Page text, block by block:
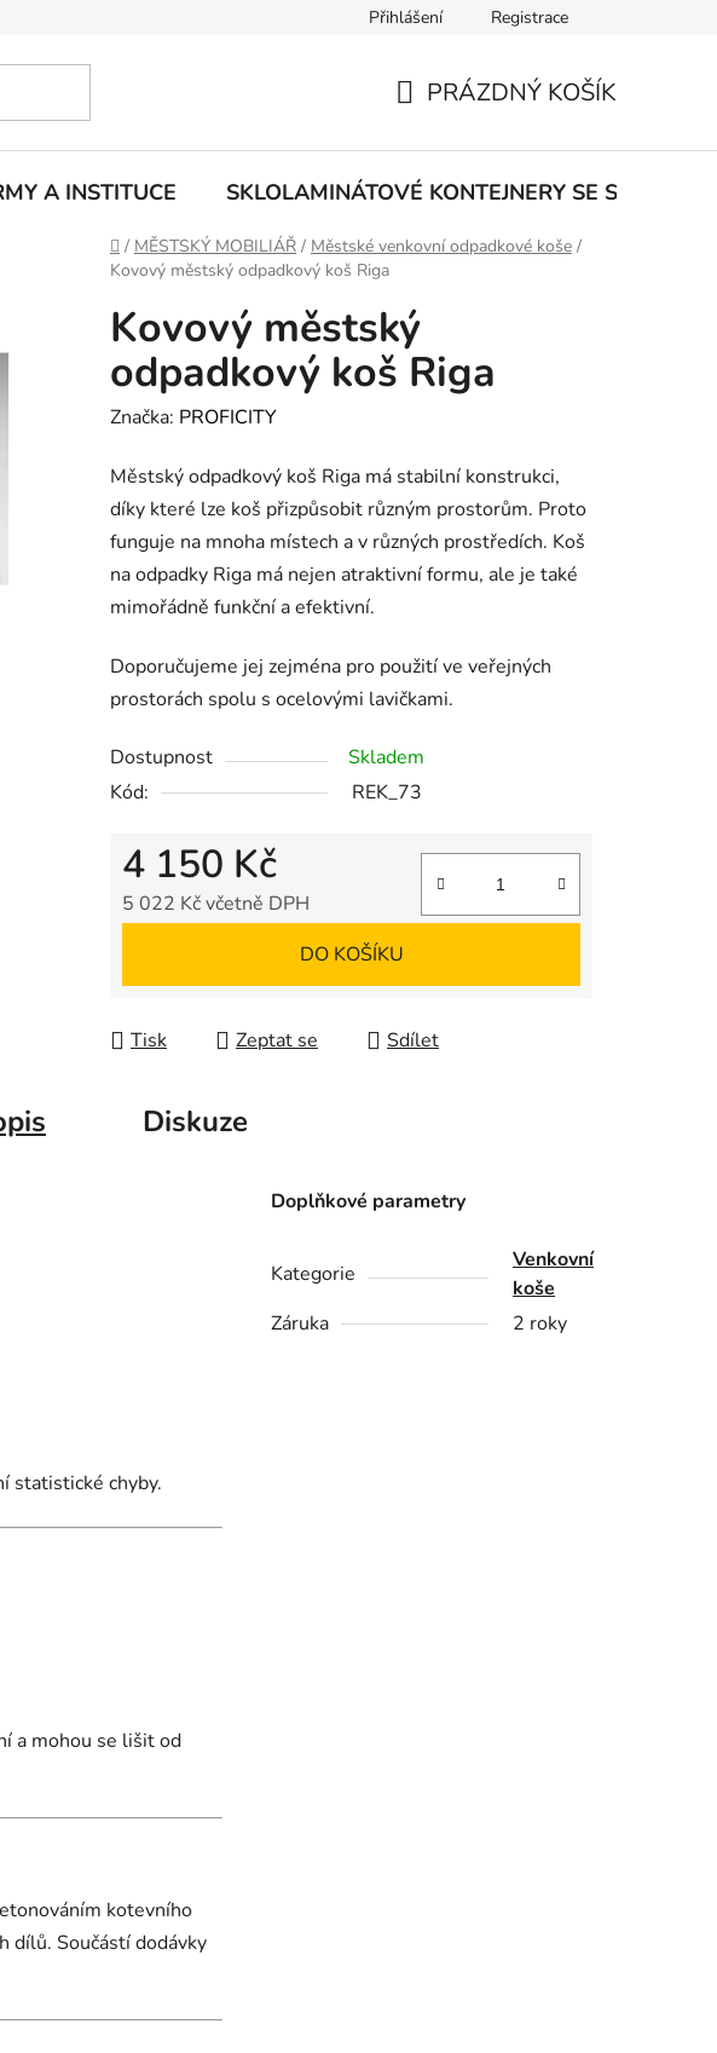
Přihlášení Registrace
KOŠÍK
PRÁZDNÝ KOŠÍK
A INSTITUCE SKLOLAMINÁTOVÉ KONTEJNERY SE SPODNÍM
Domů
/ MĚSTSKÝ MOBILIÁŘ / Městské venkovní odpadkové koše /
Kovový městský odpadkový koš Riga
Kovový městský
odpadkový koš Riga
Značka: PROFICITY
Městský odpadkový koš Riga má stabilní konstrukci,
díky které lze koš přizpůsobit různým prostorům. Proto
funguje na mnoha místech a v různých prostředích. Koš
na odpadky Riga má nejen atraktivní formu, ale je také
mimořádně funkční a efektivní.
Doporučujeme jej zejména pro použití ve veřejných
prostorách spolu s ocelovými lavičkami.
Dostupnost
Skladem
Kód:
REK_73
4 150 Kč
5 022 Kč včetně DPH
DO KOŠÍKU
Tisk Zeptat se Sdílet
Diskuze
statistické chyby.
a mohou se lišit od
kotevního
dílů. Součástí dodávky
Doplňkové parametry
Kategorie
Venkovní
koše
Záruka
2 roky